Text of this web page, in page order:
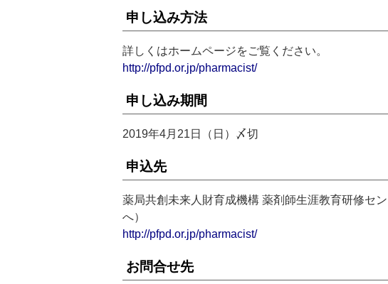
申し込み方法
詳しくはホームページをご覧ください。
http://pfpd.or.jp/pharmacist/
申し込み期間
2019年4月21日（日）〆切
申込先
薬局共創未来人財育成機構 薬剤師生涯教育研修セ
へ）
http://pfpd.or.jp/pharmacist/
お問合せ先